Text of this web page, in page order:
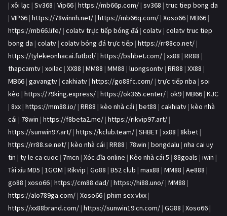
| xôi lạc | Sv368 | Vip66 | https://mb66p.com/ | sv368 | truc tiep bong da
| VIP66 | https://78winnh.net/ | https://mb66q.com/ | Xoso66 | MB66 |
https://mb66.life/ | colatv trực tiếp bóng đá | colatv | colatv truc tiep
bong da | colatv | colatv bóng đá trực tiếp | https://rr88co.net/ |
https://tylekeonhacai.futbol/ | https://bshbet.com/ | xx88 | RR88 |
thapcamtv | xoilac | XX88 | MM88 | MM88 | luongsontv | RR88 | XX88 |
MB66 | gavangtv | cakhiatv | https://go88fc.com/ | trực tiếp nba | soi
kèo | https://79king.express/ | https://ok365.center/ | ok9 | MB66 | KJC
| 8xx | https://mm88.io/ | RR88 | kèo nhà cái | bet88 | cakhiatv | kèo nhà
cái | 78win | https://f8beta2.me/ | https://rikvip97.art/ |
https://sunwin97.art/ | https://kclub.team/ | SHBET | xx88 | 8kbet |
https://rr88.se.net/ | kèo nhà cái | RR88 | 78win | bongdalu | nha cai uy
tin | ty le ca cuoc | 7mcn | Xóc đĩa online | Kèo nhà cái 5 | 88goals | iwin |
Tài xỉu MD5 | 1GOM | Rikvip | Go88 | B52 club | max88 | MM88 | Ae888 |
go88 | xoso66 | https://cm88.dad/ | https://hi88.uno/ | MM88 |
https://alo789ga.com/ | Xoso66 | phim sex vlxx |
https://xx88brand.com/ | https://sunwin19.cn.com/ | GG88 | Xoso66 |